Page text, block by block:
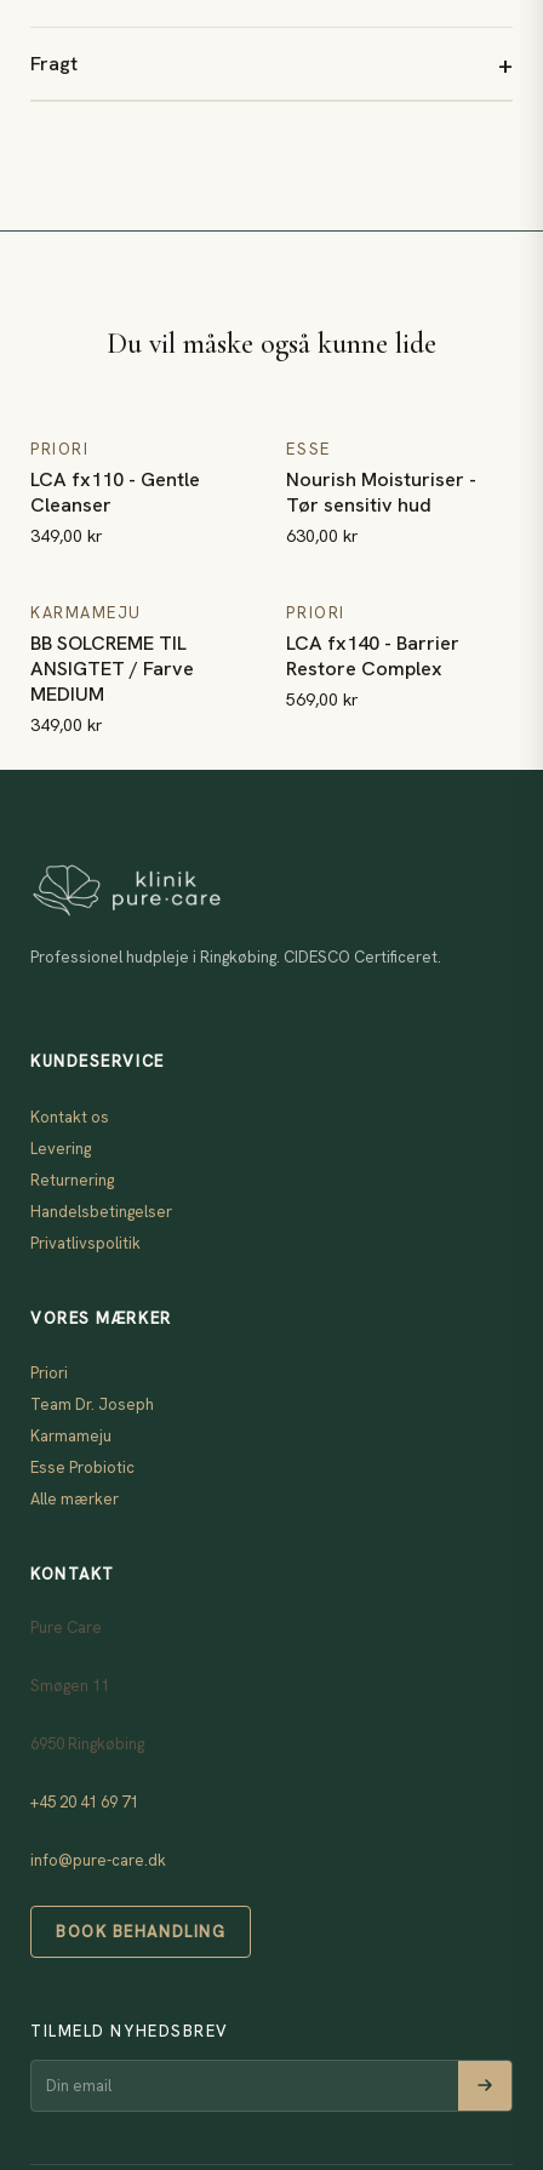
Fragt
Du vil måske også kunne lide
PRIORI
LCA fx110 - Gentle
Cleanser
349,00 kr
ESSE
Nourish Moisturiser -
Tør sensitiv hud
630,00 kr
KARMAMEJU
BB SOLCREME TIL
ANSIGTET / Farve
MEDIUM
349,00 kr
PRIORI
LCA fx140 - Barrier
Restore Complex
569,00 kr
Professionel hudpleje i Ringkøbing. CIDESCO Certificeret.
KUNDESERVICE
Kontakt os
Levering
Returnering
Handelsbetingelser
Privatlivspolitik
VORES MÆRKER
Priori
Team Dr. Joseph
Karmameju
Esse Probiotic
Alle mærker
KONTAKT
Pure Care
Smøgen 11
6950 Ringkøbing
+45 20 41 69 71
info@pure-care.dk
BOOK BEHANDLING
TILMELD NYHEDSBREV
Din email